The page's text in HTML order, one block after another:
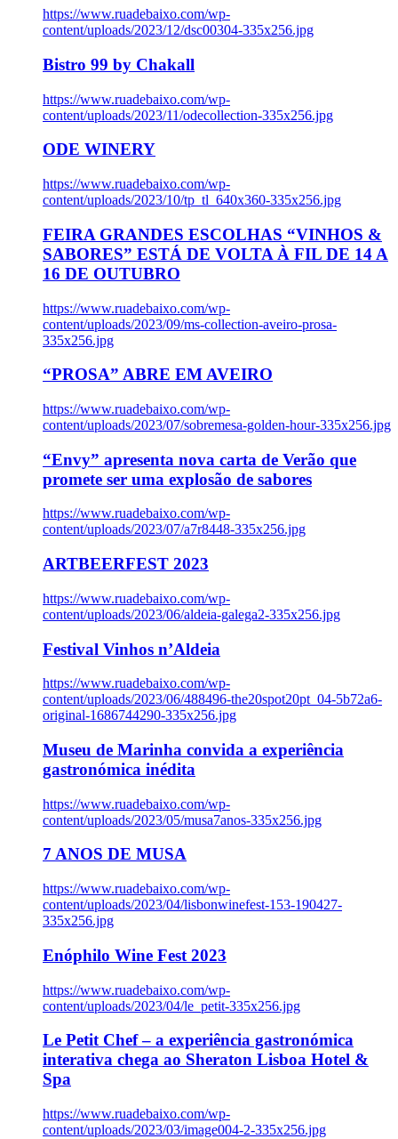
https://www.ruadebaixo.com/wp-
content/uploads/2023/12/dsc00304-335x256.jpg
Bistro 99 by Chakall
https://www.ruadebaixo.com/wp-
content/uploads/2023/11/odecollection-335x256.jpg
ODE WINERY
https://www.ruadebaixo.com/wp-
content/uploads/2023/10/tp_tl_640x360-335x256.jpg
FEIRA GRANDES ESCOLHAS “VINHOS &
SABORES” ESTÁ DE VOLTA À FIL DE 14 A
16 DE OUTUBRO
https://www.ruadebaixo.com/wp-
content/uploads/2023/09/ms-collection-aveiro-prosa-
335x256.jpg
“PROSA” ABRE EM AVEIRO
https://www.ruadebaixo.com/wp-
content/uploads/2023/07/sobremesa-golden-hour-335x256.jpg
“Envy” apresenta nova carta de Verão que
promete ser uma explosão de sabores
https://www.ruadebaixo.com/wp-
content/uploads/2023/07/a7r8448-335x256.jpg
ARTBEERFEST 2023
https://www.ruadebaixo.com/wp-
content/uploads/2023/06/aldeia-galega2-335x256.jpg
Festival Vinhos n’Aldeia
https://www.ruadebaixo.com/wp-
content/uploads/2023/06/488496-the20spot20pt_04-5b72a6-
original-1686744290-335x256.jpg
Museu de Marinha convida a experiência
gastronómica inédita
https://www.ruadebaixo.com/wp-
content/uploads/2023/05/musa7anos-335x256.jpg
7 ANOS DE MUSA
https://www.ruadebaixo.com/wp-
content/uploads/2023/04/lisbonwinefest-153-190427-
335x256.jpg
Enóphilo Wine Fest 2023
https://www.ruadebaixo.com/wp-
content/uploads/2023/04/le_petit-335x256.jpg
Le Petit Chef – a experiência gastronómica
interativa chega ao Sheraton Lisboa Hotel &
Spa
https://www.ruadebaixo.com/wp-
content/uploads/2023/03/image004-2-335x256.jpg